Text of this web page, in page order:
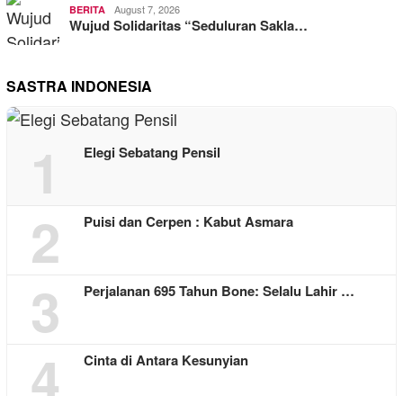
BERITA August 7, 2026
Wujud Solidaritas “Seduluran Sakla…
SASTRA INDONESIA
1 Elegi Sebatang Pensil
2 Puisi dan Cerpen : Kabut Asmara
3 Perjalanan 695 Tahun Bone: Selalu Lahir …
4 Cinta di Antara Kesunyian